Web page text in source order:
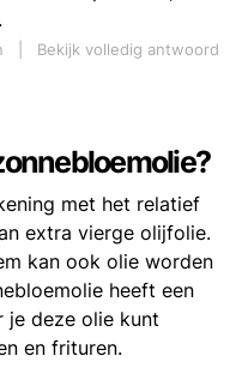
Bekijk volledig antwoord
met het relatief
extra vierge olijfolie.
kan ook olie worden
heeft een
je deze olie kunt
en frituren.